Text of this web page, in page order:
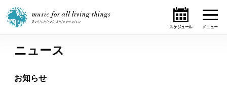
ホーム
ニュース
ニュース
お知らせ